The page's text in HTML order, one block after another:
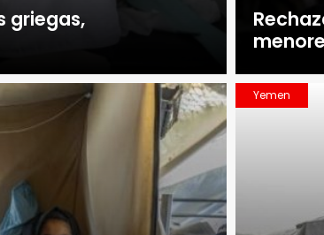
griegas,
Yemen